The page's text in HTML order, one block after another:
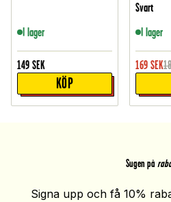
I lager
149 SEK
KÖP
Svart
I lager
169 SEK
Sugen på
Signa upp och få 10%